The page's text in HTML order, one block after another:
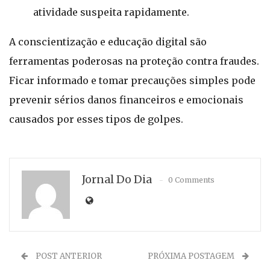
atividade suspeita rapidamente.
A conscientização e educação digital são
ferramentas poderosas na proteção contra fraudes.
Ficar informado e tomar precauções simples pode
prevenir sérios danos financeiros e emocionais
causados por esses tipos de golpes.
Jornal Do Dia 0 Comments
POST ANTERIOR PRÓXIMA POSTAGEM